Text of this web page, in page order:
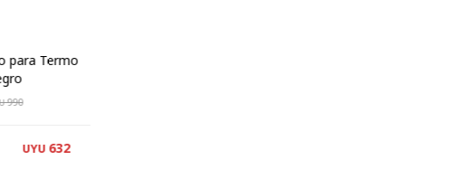
para Termo
990
UYU 632